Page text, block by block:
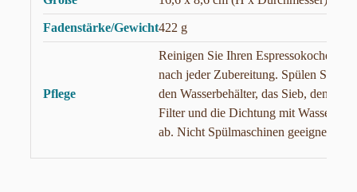
Fadenstärke/Gewicht422 g
Pflege
Reinigen Sie Ihren Espressokocher
nach jeder Zubereitung. Spülen Sie
den Wasserbehälter, das Sieb, den
Filter und die Dichtung mit Wasser
ab. Nicht Spülmaschinen geeignet!